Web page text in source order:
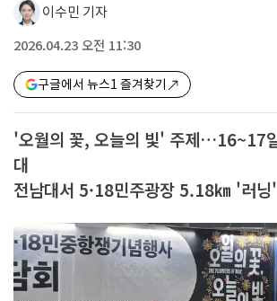
이수민 기자
2026.04.23 오전 11:30
구글에서 뉴스1 즐겨찾기
'오월의 꽃, 오늘의 빛' 주제…16~17
대
전남대서 5·18민주광장 5.18㎞ '러닝